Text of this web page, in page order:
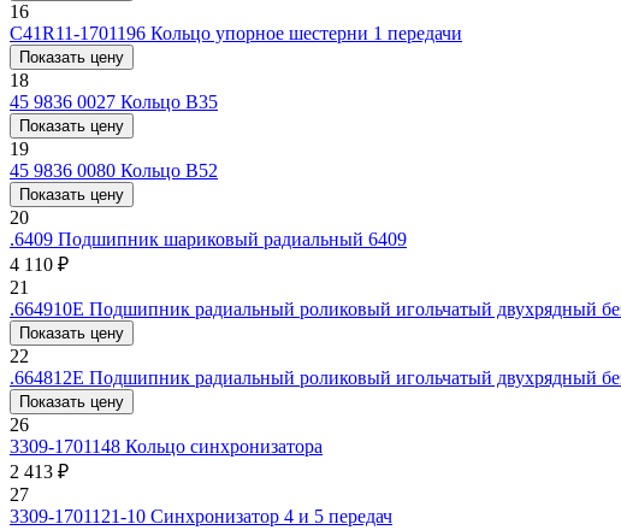
16
С41R11-1701196 Кольцо упорное шестерни 1 передачи
Показать цену
18
45 9836 0027 Кольцо В35
Показать цену
19
45 9836 0080 Кольцо В52
Показать цену
20
.6409 Подшипник шариковый радиальный 6409
4 110 ₽
21
.664910E Подшипник радиальный роликовый игольчатый двухрядный
Показать цену
22
.664812E Подшипник радиальный роликовый игольчатый двухрядный
Показать цену
26
3309-1701148 Кольцо синхронизатора
2 413 ₽
27
3309-1701121-10 Синхронизатор 4 и 5 передач